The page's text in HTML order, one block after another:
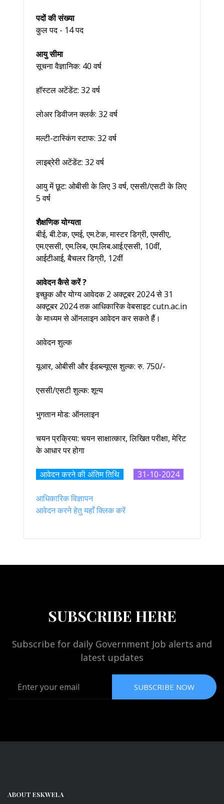
पदों की संख्या
कुल पद - 14 पद
आयु सीमा
सूचना वैज्ञानिक: 40 वर्ष
हॉस्टल अटेंडेंट: 32 वर्ष
लोअर डिवीजन क्लर्क: 32 वर्ष
मल्टी-टास्किंग स्टाफ: 32 वर्ष
लाइब्रेरी अटेंडेंट: 32 वर्ष
आयु में छूट: ओबीसी के लिए 3 वर्ष, एससी/एसटी के लिए
5 वर्ष
शैक्षणिक योग्यता
बीई, बी.टेक, एमई, एम.टेक, मास्टर डिग्री, एमसीए,
एम.एससी, एम.लिब, एम.लिब.आई.एससी, 10वीं,
आईटीआई, बैचलर डिग्री, 12वीं
आवेदन कैसे करें ?
इच्छुक और योग्य आवेदक 2 अक्टूबर 2024 से 31
अक्टूबर 2024 तक आधिकारिक वेबसाइट cutn.ac.in
के माध्यम से ऑनलाइन आवेदन कर सकते हैं।
आवेदन शुल्क
यूआर, ओबीसी और ईडब्ल्यूएस शुल्क: रु. 750/-
एससी/एसटी शुल्क: शून्य
भुगतान मोड: ऑनलाइन
चयन प्रक्रिया: चयन साक्षात्कार, लिखित परीक्षा, मेरिट
के आधार पर होगा
आवेदन करने की अंतिम तिथि 31-10-2024
आधिकारिक विज्ञापन
आवेदन करने हेतु यहाँ क्लिक करें
SUBSCRIBE HERE
Subscribe for daily Government Job alerts and
latest updates
SUBSCRIBE NOW
ABOUT ESKWELA